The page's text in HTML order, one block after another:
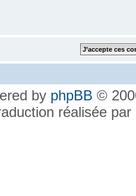
by phpBB ©
réalisée par